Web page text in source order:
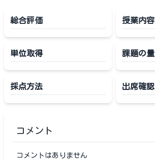
総合評価 授業内容
単位取得 課題の量
採点方法 出席確認
コメント
コメントはありません